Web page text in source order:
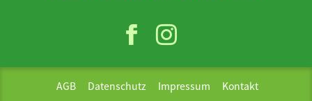
AGB Datenschutz Impressum Kontakt